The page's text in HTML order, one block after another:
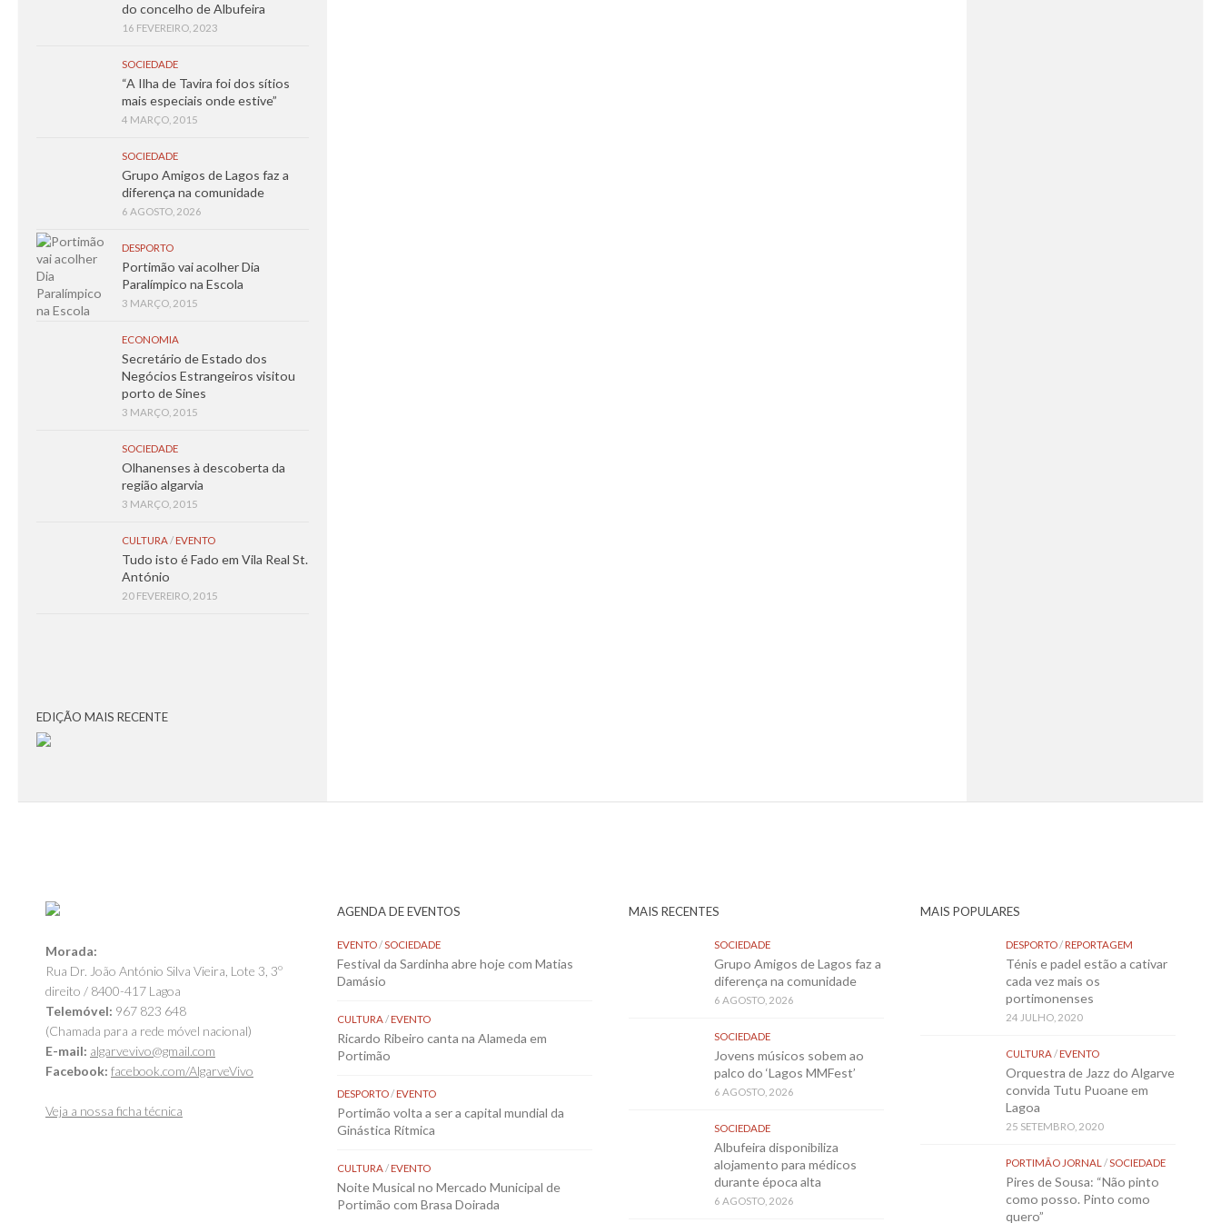
do concelho de Albufeira
16 FEVEREIRO, 2023
SOCIEDADE
“A Ilha de Tavira foi dos sítios
mais especiais onde estive”
4 MARÇO, 2015
SOCIEDADE
Grupo Amigos de Lagos faz a
diferença na comunidade
6 AGOSTO, 2026
DESPORTO
Portimão vai acolher Dia
Paralímpico na Escola
3 MARÇO, 2015
ECONOMIA
Secretário de Estado dos
Negócios Estrangeiros visitou
porto de Sines
3 MARÇO, 2015
SOCIEDADE
Olhanenses à descoberta da
região algarvia
3 MARÇO, 2015
CULTURA/ EVENTO
Tudo isto é Fado em Vila Real St.
António
20 FEVEREIRO, 2015
EDIÇÃO MAIS RECENTE
Morada:
Rua Dr. João António Silva Vieira, Lote 3, 3º
direito / 8400-417 Lagoa
Telemóvel: 967 823 648
(Chamada para a rede móvel nacional)
E-mail: algarvevivo@gmail.com
Facebook: facebook.com/AlgarveVivo
Veja a nossa ficha técnica
AGENDA DE EVENTOS
EVENTO/SOCIEDADE
Festival da Sardinha abre hoje com Matias
Damásio
CULTURA/EVENTO
Ricardo Ribeiro canta na Alameda em
Portimão
DESPORTO/EVENTO
Portimão volta a ser a capital mundial da
Ginástica Rítmica
CULTURA/EVENTO
Noite Musical no Mercado Municipal de
Portimão com Brasa Doirada
MAIS RECENTES
SOCIEDADE
Grupo Amigos de Lagos faz a
diferença na comunidade
6 AGOSTO, 2026
SOCIEDADE
Jovens músicos sobem ao
palco do ‘Lagos MMFest’
6 AGOSTO, 2026
SOCIEDADE
Albufeira disponibiliza
alojamento para médicos
durante época alta
6 AGOSTO, 2026
MAIS POPULARES
DESPORTO/REPORTAGEM
Ténis e padel estão a cativar
cada vez mais os
portimonenses
24 JULHO, 2020
CULTURA/EVENTO
Orquestra de Jazz do Algarve
convida Tutu Puoane em
Lagoa
25 SETEMBRO, 2020
PORTIMÃO JORNAL /SOCIEDADE
Pires de Sousa: “Não pinto
como posso. Pinto como
quero”